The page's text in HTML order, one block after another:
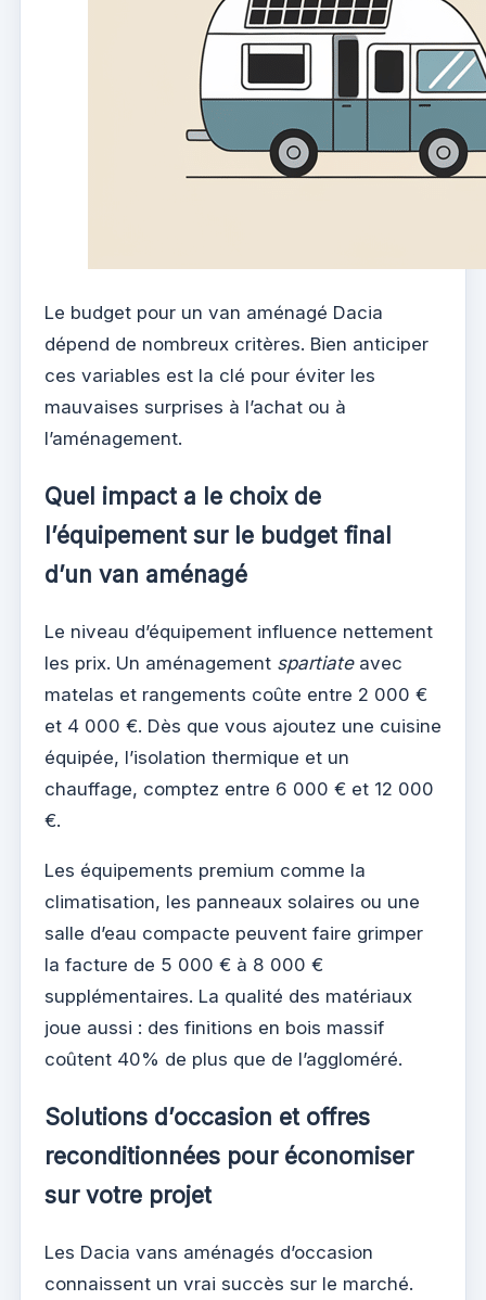
Le budget pour un van aménagé Dacia
dépend de nombreux critères. Bien anticiper
ces variables est la clé pour éviter les
mauvaises surprises à l’achat ou à
l’aménagement.
Quel impact a le choix de
l’équipement sur le budget final
d’un van aménagé
Le niveau d’équipement influence nettement
les prix. Un aménagement spartiateavec
matelas et rangements coûte entre 2 000 €
et 4 000 €. Dès que vous ajoutez une cuisine
équipée, l’isolation thermique et un
chauffage, comptez entre 6 000 € et 12 000
€.
Les équipements premium comme la
climatisation, les panneaux solaires ou une
salle d’eau compacte peuvent faire grimper
la facture de 5 000 € à 8 000 €
supplémentaires. La qualité des matériaux
joue aussi : des finitions en bois massif
coûtent 40% de plus que de l’aggloméré.
Solutions d’occasion et offres
reconditionnées pour économiser
sur votre projet
Les Dacia vans aménagés d’occasion
connaissent un vrai succès sur le marché.